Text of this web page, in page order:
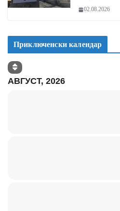
02.08.2026
Приключенски календар
АВГУСТ, 2026